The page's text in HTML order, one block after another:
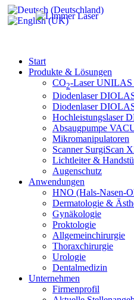
Start
Produkte & Lösungen
CO2-Laser UNILAS
Diodenlaser
Diodenlaser
Hochleistungslaser
Absaugpumpe
Mikromanipulatoren
Scanner SurgiScan
Lichtleiter &
Augenschutz
Anwendungen
HNO (Hals-Nasen-
Dermatologie &
Gynäkologie
Proktologie
Allgemeinchirurgie
Thoraxchirurgie
Urologie
Dentalmedizin
Unternehmen
Firmenprofil